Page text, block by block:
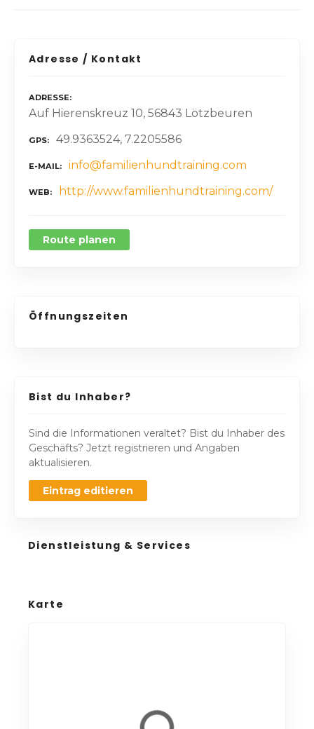
Adresse / Kontakt
ADRESSE
Auf Hierenskreuz 10, 56843 Lötzbeuren
GPS 49.9363524, 7.2205586
E-MAIL info@familienhundtraining.com
WEB http://www.familienhundtraining.com/
Route planen
Öffnungszeiten
Bist du Inhaber?
Sind die Informationen veraltet? Bist du Inhaber des
Geschäfts? Jetzt registrieren und Angaben
aktualisieren.
Eintrag editieren
Dienstleistung & Services
Karte